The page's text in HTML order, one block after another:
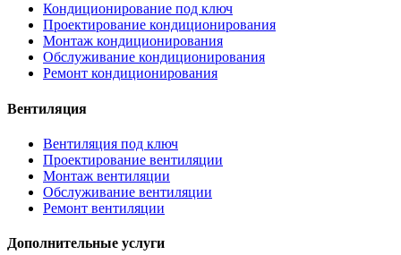
Кондиционирование под ключ
Проектирование кондиционирования
Монтаж кондиционирования
Обслуживание кондиционирования
Ремонт кондиционирования
Вентиляция
Вентиляция под ключ
Проектирование вентиляции
Монтаж вентиляции
Обслуживание вентиляции
Ремонт вентиляции
Дополнительные услуги